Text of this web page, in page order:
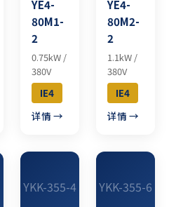
YE4-
80M1-
2
0.75kW /
380V
IE4
详情 →
YE4-
80M2-
2
1.1kW /
380V
IE4
详情 →
YKK-355-4 YKK-355-6